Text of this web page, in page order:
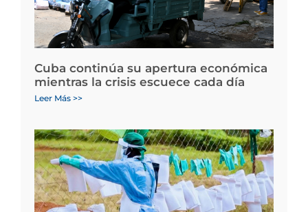
Cuba continúa su apertura económica
mientras la crisis escuece cada día
Leer Más >>